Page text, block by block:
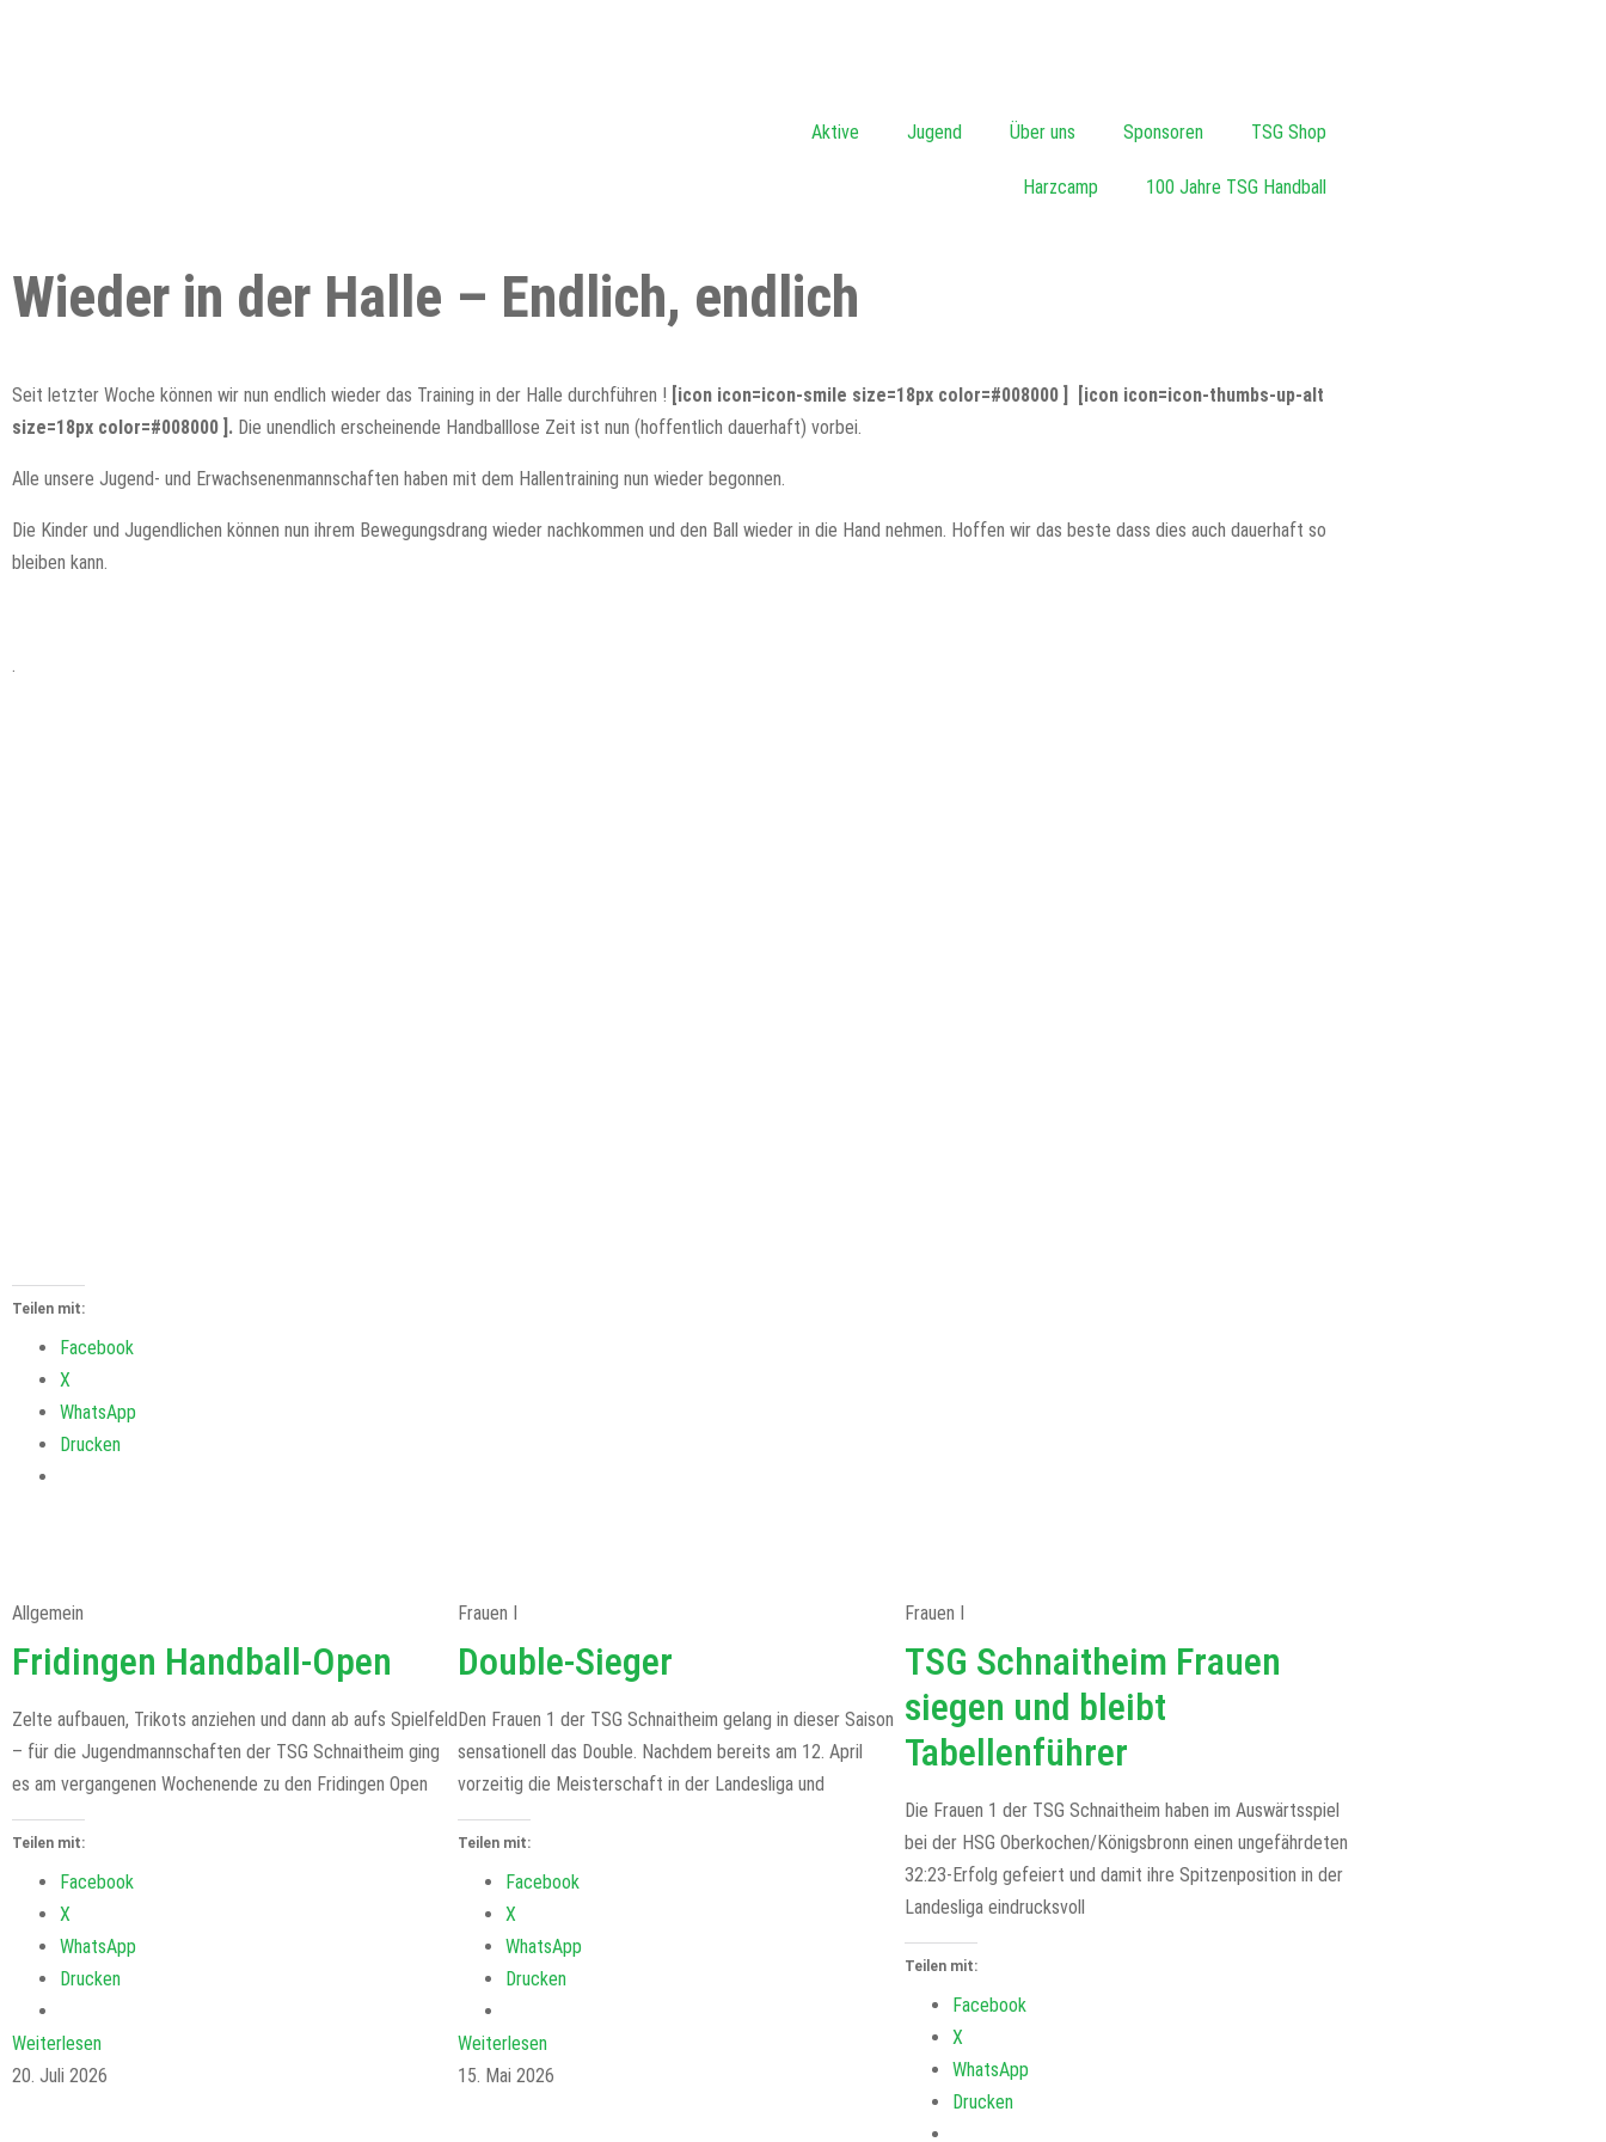
Aktive Jugend Über uns Sponsoren TSG Shop
Harzcamp 100 Jahre TSG Handball
Wieder in der Halle – Endlich, endlich
Seit letzter Woche können wir nun endlich wieder das Training in der Halle durchführen ! [icon icon=icon-smile size=18px color=#008000 ]
[icon icon=icon-thumbs-up-alt
size=18px color=#008000 ]. Die unendlich erscheinende Handballlose Zeit ist nun (hoffentlich dauerhaft) vorbei.
Alle unsere Jugend- und Erwachsenenmannschaften haben mit dem Hallentraining nun wieder begonnen.
Die Kinder und Jugendlichen können nun ihrem Bewegungsdrang wieder nachkommen und den Ball wieder in die Hand nehmen. Hoffen wir das beste dass dies auch dauerhaft so
bleiben kann.
.
Teilen mit:
Facebook
X
WhatsApp
Drucken
Allgemein
Fridingen Handball-Open
Zelte aufbauen, Trikots anziehen und dann ab aufs Spielfeld
– für die Jugendmannschaften der TSG Schnaitheim ging
es am vergangenen Wochenende zu den Fridingen Open
Teilen mit:
Facebook
X
WhatsApp
Drucken
Weiterlesen
20. Juli 2026
Frauen I
Double-Sieger
Den Frauen 1 der TSG Schnaitheim gelang in dieser Saison
sensationell das Double. Nachdem bereits am 12. April
vorzeitig die Meisterschaft in der Landesliga und
Teilen mit:
Facebook
X
WhatsApp
Drucken
Weiterlesen
15. Mai 2026
Frauen I
TSG Schnaitheim Frauen
siegen und bleibt
Tabellenführer
Die Frauen 1 der TSG Schnaitheim haben im Auswärtsspiel
bei der HSG Oberkochen/Königsbronn einen ungefährdeten
32:23-Erfolg gefeiert und damit ihre Spitzenposition in der
Landesliga eindrucksvoll
Teilen mit:
Facebook
X
WhatsApp
Drucken